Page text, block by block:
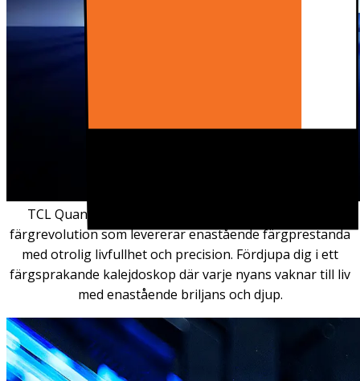
TCL Quantum Dots representerar en banbrytande
färgrevolution som levererar enastående färgprestanda
med otrolig livfullhet och precision. Fördjupa dig i ett
färgsprakande kalejdoskop där varje nyans vaknar till liv
med enastående briljans och djup.